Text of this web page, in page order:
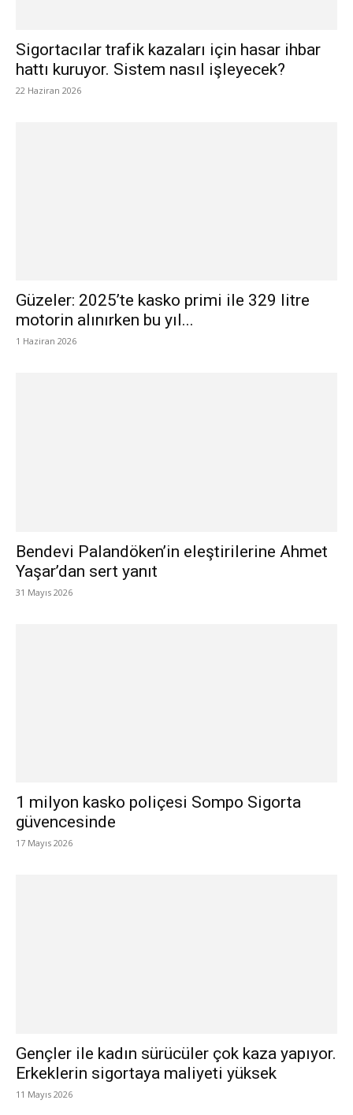
Sigortacılar trafik kazaları için hasar ihbar
hattı kuruyor. Sistem nasıl işleyecek?
22 Haziran 2026
Güzeler: 2025’te kasko primi ile 329 litre
motorin alınırken bu yıl...
1 Haziran 2026
Bendevi Palandöken’in eleştirilerine Ahmet
Yaşar’dan sert yanıt
31 Mayıs 2026
1 milyon kasko poliçesi Sompo Sigorta
güvencesinde
17 Mayıs 2026
Gençler ile kadın sürücüler çok kaza yapıyor.
Erkeklerin sigortaya maliyeti yüksek
11 Mayıs 2026